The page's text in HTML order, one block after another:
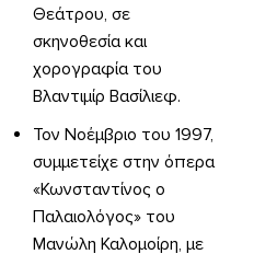
Θεάτρου, σε
σκηνοθεσία και
χορογραφία του
Βλαντιμίρ Βασίλιεφ.
Τον Νοέμβριο του 1997,
συμμετείχε στην όπερα
«Κωνσταντίνος ο
Παλαιολόγος» του
Μανώλη Καλομοίρη, με